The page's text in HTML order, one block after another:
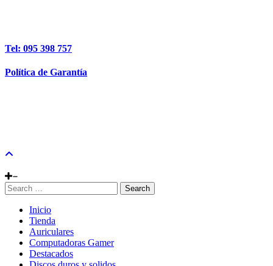
Tel: 095 398 757
Política de Garantía
Search
Inicio
Tienda
Auriculares
Computadoras Gamer
Destacados